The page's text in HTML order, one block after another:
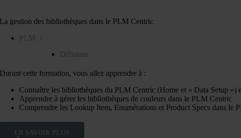
La gestion des bibliothèques dans le PLM Centric
PLM
Débutant
Durant cette formation, vous allez apprendre à :
Connaître les bibliothèques du PLM Centric (Home et « Data Setup »)
Apprendre à gérer les bibliothèques de couleurs dans le PLM Centric
Comprendre les Lookup Item, Enumérations et Product Specs dans le
EN SAVOIR PLUS